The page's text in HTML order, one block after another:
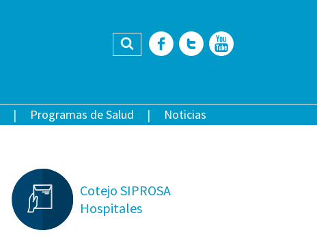
Buscar Facebook
Twitter
Programas de Salud Noticias
Cotejo SIPROSA
Hospitales